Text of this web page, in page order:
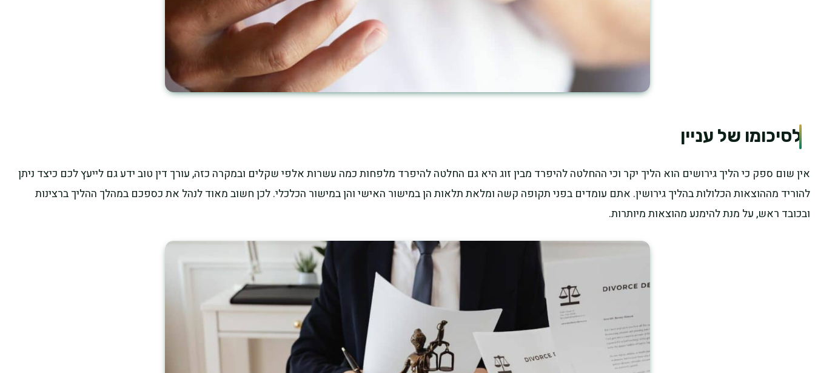
לסיכומו של עניין
אין שום ספק כי הליך גירושים הוא הליך יקר וכי ההחלטה להיפרד מבין זוג היא גם החלטה להיפרד מלפחות כמה עשרות אלפי שקלים ובמקרה כזה, עורך דין טוב ידע גם לייעץ לכם כיצד ניתן
להוריד מההוצאות הכלולות בהליך גירושין. אתם עומדים בפני תקופה קשה ומלאת תלאות הן במישור האישי והן במישור הכלכלי. לכן חשוב מאוד לנהל את כספכם במהלך ההליך ברצינות
ובכובד ראש, על מנת להימנע מהוצאות מיותרות.